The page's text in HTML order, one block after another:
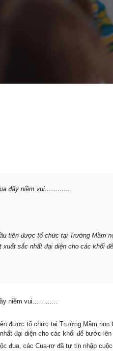
đầy niềm vui…………
tiên được tổ chức tại Trường Mầm
sắc nhất đại diện cho các khối
đầy niềm vui…………
được tổ chức tại Trường Mầm
đại diện cho các khối để bước lên
đua, các Cua-rơ đã tự tin nhập